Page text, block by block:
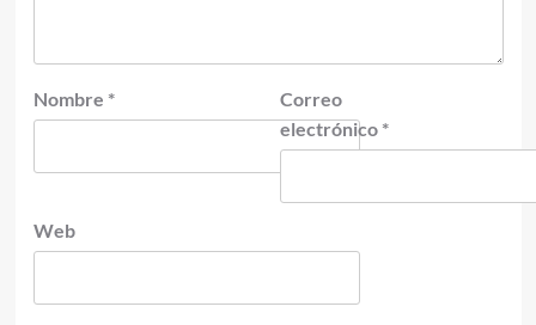
Nombre *
Correo
electrónico *
Web